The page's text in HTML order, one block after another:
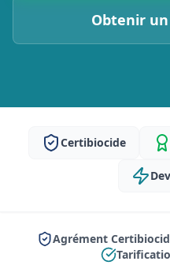
Obtenir
Certibiocide
Agrément